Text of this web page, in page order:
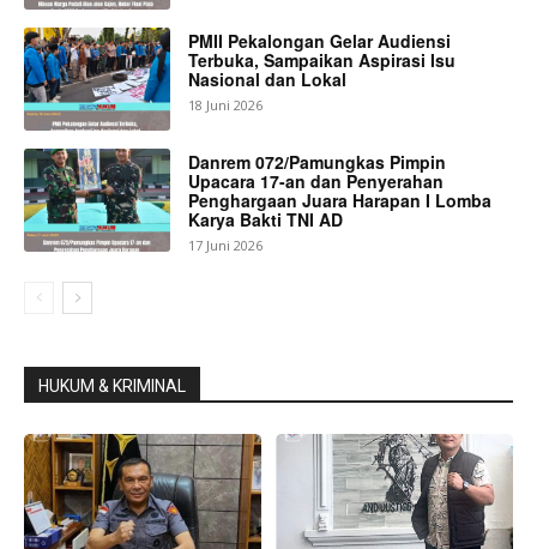
PMII Pekalongan Gelar Audiensi
Terbuka, Sampaikan Aspirasi Isu
Nasional dan Lokal
18 Juni 2026
Danrem 072/Pamungkas Pimpin
Upacara 17-an dan Penyerahan
Penghargaan Juara Harapan I Lomba
Karya Bakti TNI AD
17 Juni 2026
HUKUM & KRIMINAL